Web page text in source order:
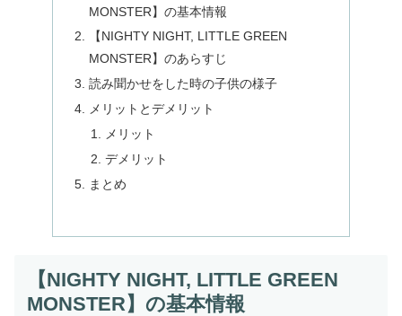
MONSTER】の基本情報
【NIGHTY NIGHT, LITTLE GREEN
MONSTER】のあらすじ
読み聞かせをした時の子供の様子
メリットとデメリット
メリット
デメリット
まとめ
【NIGHTY NIGHT, LITTLE GREEN
MONSTER】の基本情報